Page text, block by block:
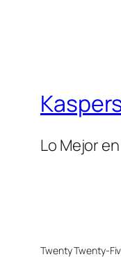
Lo Mejor
Twenty Twenty-